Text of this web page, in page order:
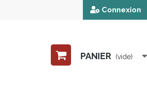
Connexion
PANIER (vide)